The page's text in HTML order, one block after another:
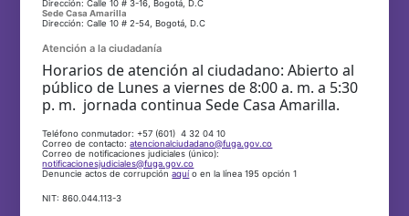
Dirección: Calle 10 # 3-16, Bogotá, D.C
Sede Casa Amarilla
Dirección: Calle 10 # 2-54, Bogotá, D.C
Atención a la ciudadanía
Horarios de atención al ciudadano: Abierto al
público de Lunes a viernes de 8:00 a. m. a 5:30
p. m. jornada continua Sede Casa Amarilla.
Teléfono conmutador: +57 (601) 4 32 04 10
Correo de contacto:atencionalciudadano@fuga.gov.co
Correo de notificaciones judiciales (único):
notificacionesjudiciales@fuga.gov.co
Denuncie actos de corrupciónaquío en la línea 195 opción 1
NIT: 860.044.113-3